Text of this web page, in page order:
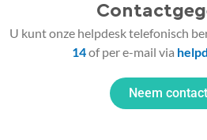
U kunt onze helpdesk telefonisch
14of per e-mail via
Neem